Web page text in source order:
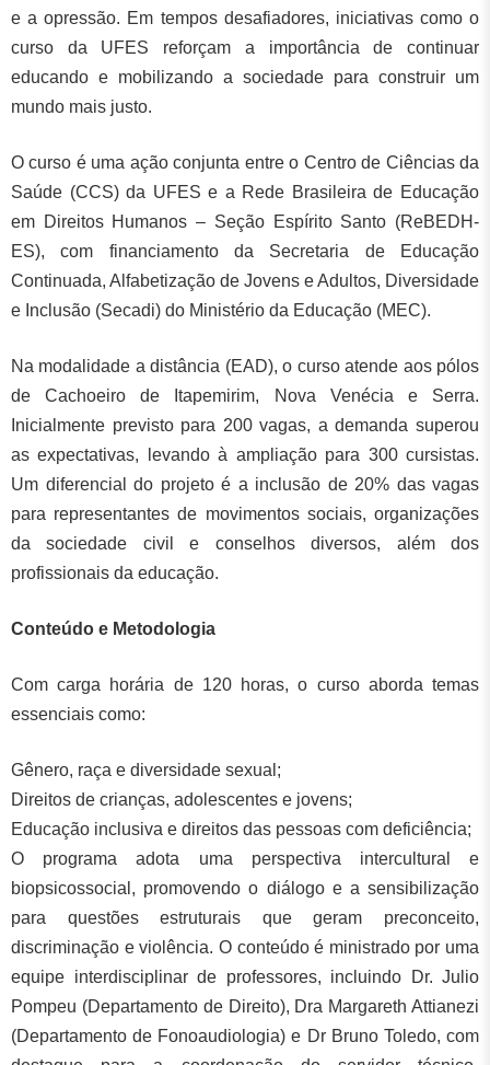
e a opressão. Em tempos desafiadores, iniciativas como o
curso da UFES reforçam a importância de continuar
educando e mobilizando a sociedade para construir um
mundo mais justo.
O curso é uma ação conjunta entre o Centro de Ciências da
Saúde (CCS) da UFES e a Rede Brasileira de Educação
em Direitos Humanos – Seção Espírito Santo (ReBEDH-
ES), com financiamento da Secretaria de Educação
Continuada, Alfabetização de Jovens e Adultos, Diversidade
e Inclusão (Secadi) do Ministério da Educação (MEC).
Na modalidade a distância (EAD), o curso atende aos pólos
de Cachoeiro de Itapemirim, Nova Venécia e Serra.
Inicialmente previsto para 200 vagas, a demanda superou
as expectativas, levando à ampliação para 300 cursistas.
Um diferencial do projeto é a inclusão de 20% das vagas
para representantes de movimentos sociais, organizações
da sociedade civil e conselhos diversos, além dos
profissionais da educação.
Conteúdo e Metodologia
Com carga horária de 120 horas, o curso aborda temas
essenciais como:
Gênero, raça e diversidade sexual;
Direitos de crianças, adolescentes e jovens;
Educação inclusiva e direitos das pessoas com deficiência;
O programa adota uma perspectiva intercultural e
biopsicossocial, promovendo o diálogo e a sensibilização
para questões estruturais que geram preconceito,
discriminação e violência. O conteúdo é ministrado por uma
equipe interdisciplinar de professores, incluindo Dr. Julio
Pompeu (Departamento de Direito), Dra Margareth Attianezi
(Departamento de Fonoaudiologia) e Dr Bruno Toledo, com